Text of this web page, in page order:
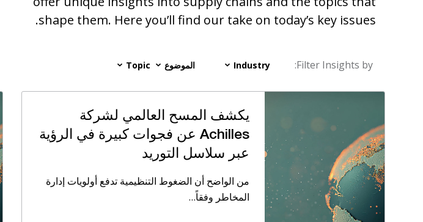
shape them. Here you’ll find our take on today’s key issues.
Filter Insights by:
Industry الموضوع Topic
يكشف المسح العالمي لشركة
Achilles عن فجوات كبيرة في الرؤية
عبر سلاسل التوريد
من الواضح أن الضغوط التنظيمية تدفع أولويات إدارة
المخاطر وفقاً…